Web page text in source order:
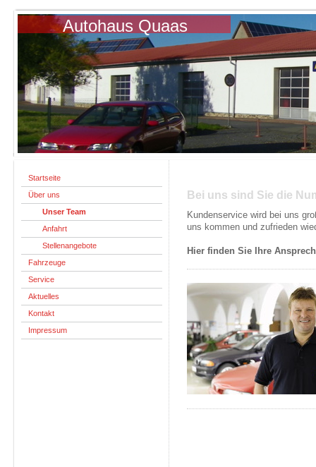
Autohaus Quaas
Startseite
Über uns
Unser Team
Anfahrt
Stellenangebote
Fahrzeuge
Service
Aktuelles
Kontakt
Impressum
Bei uns sind Sie die
Kundenservice wird bei uns
uns kommen und zufrieden
Hier finden Sie Ihre